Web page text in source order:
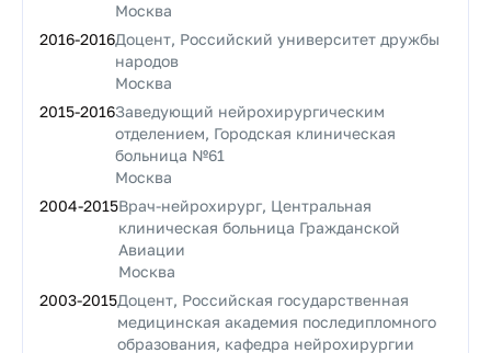
Москва
2016-2016Доцент, Российский университет дружбы
народов
Москва
2015-2016Заведующий нейрохирургическим
отделением, Городская клиническая
больница №61
Москва
2004-2015Врач-нейрохирург, Центральная
клиническая больница Гражданской
Авиации
Москва
2003-2015Доцент, Российская государственная
медицинская академия последипломного
образования, кафедра нейрохирургии